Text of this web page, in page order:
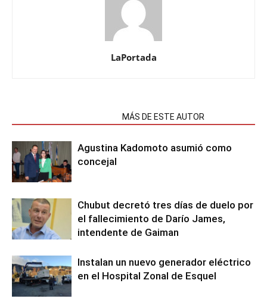
LaPortada
MÁS DE ESTE AUTOR
Agustina Kadomoto asumió como
concejal
Chubut decretó tres días de duelo por
el fallecimiento de Darío James,
intendente de Gaiman
Instalan un nuevo generador eléctrico
en el Hospital Zonal de Esquel